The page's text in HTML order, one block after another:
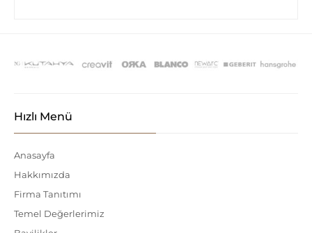
Hızlı Menü
Anasayfa
Hakkımızda
Firma Tanıtımı
Temel Değerlerimiz